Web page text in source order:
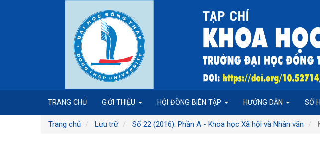
TRANG CHỦ GIỚI THIỆU HỘI ĐỒNG BIÊN TẬP HƯỚNG DẪN SỐ
Trang chủ Lưu trữ Số 22 (2016): Phần A - Khoa học Xã hội và Nhân văn